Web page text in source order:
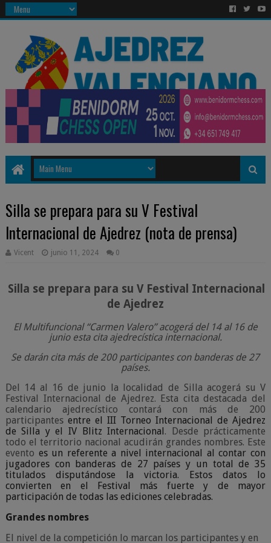
Silla se prepara para su V Festival
Internacional de Ajedrez (nota de prensa)
Vicent junio 11, 2024 0
Silla se prepara para su V Festival Internacional
de Ajedrez
El Multifuncional “Carmen Valero” acogerá del 14 al 16 de
junio esta cita ajedrecística internacional.
Se darán cita más de 200 participantes con banderas de 27
países.
Del 14 al 16 de junio la localidad de Silla acogerá su V
Festival Internacional de Ajedrez. Esta cita destacada del
calendario ajedrecístico contará con más de 200
participantes entre el III Torneo Internacional de Ajedrez
de Silla y el IV Blitz Internacional. Desde prácticamente
todo el territorio nacional acudirán grandes nombres. Este
evento es un referente a nivel internacional al contar con
jugadores con banderas de 27 países y un total de 35
titulados disputándose la victoria. Estos datos lo
convierten en el Festival más fuerte y de mayor
participación de todas las ediciones celebradas.
Grandes nombres
El nivel de la competición lo marcan los participantes y en